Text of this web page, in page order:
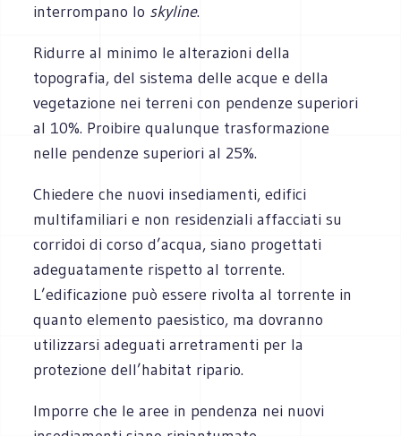
interrompano lo skyline.
Ridurre al minimo le alterazioni della
topografia, del sistema delle acque e della
vegetazione nei terreni con pendenze superiori
al 10%. Proibire qualunque trasformazione
nelle pendenze superiori al 25%.
Chiedere che nuovi insediamenti, edifici
multifamiliari e non residenziali affacciati su
corridoi di corso d’acqua, siano progettati
adeguatamente rispetto al torrente.
L’edificazione può essere rivolta al torrente in
quanto elemento paesistico, ma dovranno
utilizzarsi adeguati arretramenti per la
protezione dell’habitat ripario.
Imporre che le aree in pendenza nei nuovi